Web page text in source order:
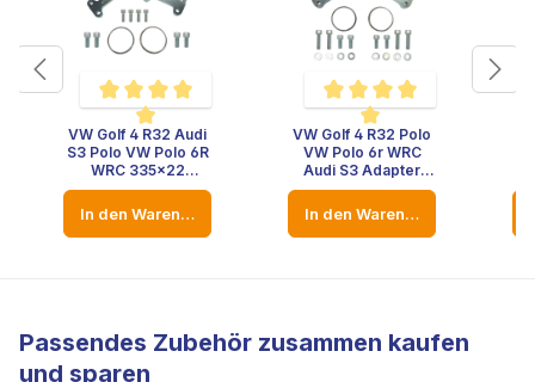
von 5 von 5 Sternen
Durchschnittliche Bewertung von 4.8 von 5 Sternen
VW Golf 4 R32 Audi
S3 Polo VW Polo 6R
WRC 335x22
Bremsscheibe
Bremse Bremssattel
Adapter Hinterachse
In den Warenkorb
Durchschnittliche Bewertung
VW Golf 4 R32 Polo
VW Polo 6r WRC
Audi S3 Adapter
Bremse Bremssattel
Adapter Hinterachse
310x22
Bremsscheibe
In den Warenkorb
Passendes Zubehör zusammen kaufen
und sparen